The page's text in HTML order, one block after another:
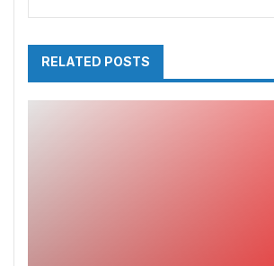
RELATED POSTS